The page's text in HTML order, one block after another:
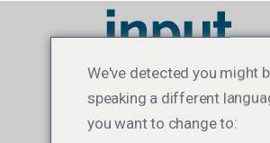
We've detected you might
speaking a different
you want to change to: